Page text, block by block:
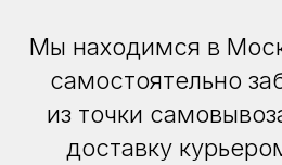
Мы находимся в
самостоятельно
из точки
доставку